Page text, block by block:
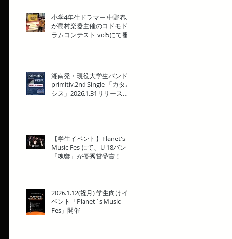
小学4年生ドラマー 中野春馬
が島村楽器主催のコドモド
ラムコンテスト vol5にて審
湘南発・現役大学生バンド
primitiv.2nd Single 「カタル
シス」2026.1.31リリース決
【学生イベント】Planet's
Music Fes にて、U-18バンド
「魂響」が優秀賞受賞！
2026.1.12(祝月) 学生向けイ
ベント「Planet`s Music
Fes」開催